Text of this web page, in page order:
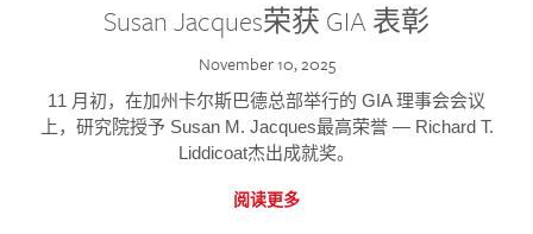
Susan Jacques荣获 GIA 表彰
November 10, 2025
11 月初，在加州卡尔斯巴德总部举行的 GIA 理事会会议
上，研究院授予 Susan M. Jacques最高荣誉 — Richard T.
Liddicoat杰出成就奖。
阅读更多